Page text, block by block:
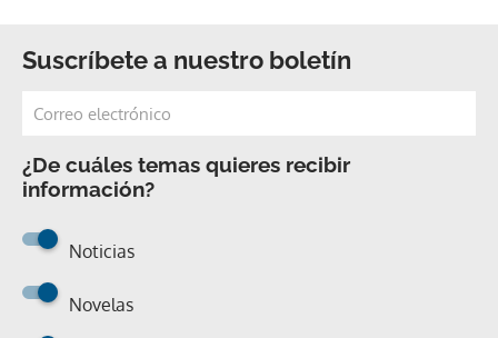
Suscríbete a nuestro boletín
¿De cuáles temas quieres recibir
información?
Noticias
Novelas